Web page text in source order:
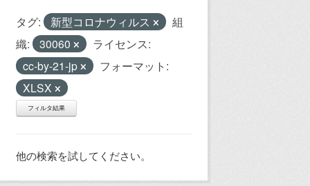
タグ: 新型コロナウィルス
組
織:
30060
ライセンス:
cc-by-21-jp
フォーマット:
XLSX
フィルタ結果
他の検索を試してください。